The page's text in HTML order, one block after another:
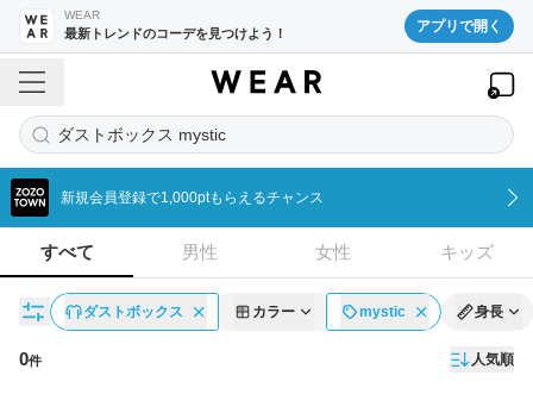
WEAR
最新トレンドのコーデを見つけよう！ アプリで開く
ダストボックス mystic
新規会員登録で1,000ptもらえるチャンス
すべて 男性 女性 キッズ
ダストボックス カラー mystic 身長
0件 人気順